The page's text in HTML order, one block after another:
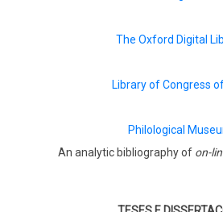
The Oxford Digital
Library of Congress
Philological
An analytic bibliography of on-